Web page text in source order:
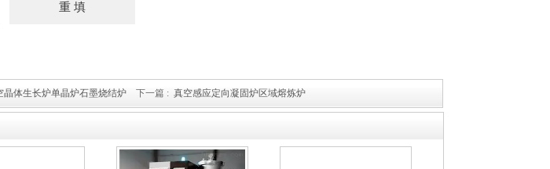
晶体生长炉单晶炉石墨烧结炉 下一篇 : 真空感应定向凝固炉区域熔炼炉